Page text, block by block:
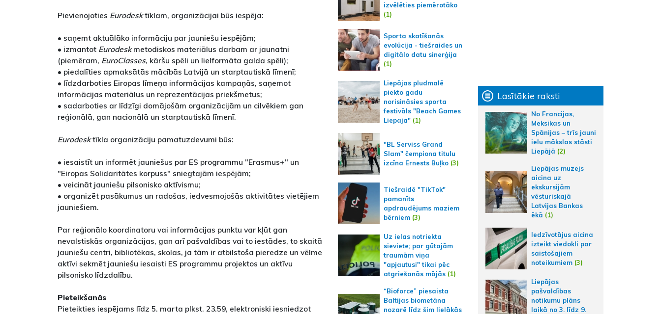
Pievienojoties Eurodesktīklam, organizācijai būs iespēja:
• saņemt aktuālāko informāciju par jauniešu iespējām;
• izmantot Eurodeskmetodiskos materiālus darbam ar jaunatni
(piemēram, EuroClasses, kāršu spēli un lielformāta galda spēli);
• piedalīties apmaksātās mācībās Latvijā un starptautiskā līmenī;
• līdzdarboties Eiropas līmeņa informācijas kampaņās, saņemot
informācijas materiālus un reprezentācijas priekšmetus;
• sadarboties ar līdzīgi domājošām organizācijām un cilvēkiem gan
reģionālā, gan nacionālā un starptautiskā līmenī.
Eurodesktīkla organizāciju pamatuzdevumi būs:
• iesaistīt un informēt jauniešus par ES programmu "Erasmus+" un
"Eiropas Solidaritātes korpuss" sniegtajām iespējām;
• veicināt jauniešu pilsonisko aktīvismu;
• organizēt pasākumus un radošas, iedvesmojošās aktivitātes vietējiem
jauniešiem.
Par reģionālo koordinatoru vai informācijas punktu var kļūt gan
nevalstiskās organizācijas, gan arī pašvaldības vai to iestādes, to skaitā
jauniešu centri, bibliotēkas, skolas, ja tām ir atbilstoša pieredze un vēlme
aktīvi sekmēt jauniešu iesaisti ES programmu projektos un aktīvu
pilsonisko līdzdalību.
Pieteikšanās
Pieteikties iespējams līdz 5. marta plkst. 23.59, elektroniski iesniedzot
izvēlēties piemērotāko
(1)
Sporta skatīšanās
evolūcija - tiešraides un
digitālo datu sinerģija
(1)
Liepājas pludmalē
piekto gadu
norisināsies sporta
festivāls "Beach Games
Liepaja"(1)
"BL Serviss Grand
Slam" čempiona titulu
izcīna Ernests Buļko(3)
Tiešraidē "TikTok"
pamanīts
apdraudējums maziem
bērniem(3)
Uz ielas notriekta
sieviete; par gūtajām
traumām viņa
"apjautusi" tikai pēc
atgriešanās mājās(1)
“Bioforce” piesaista
Baltijas biometāna
nozarē līdz šim lielākās
Lasītākie raksti
No Francijas,
Meksikas un
Spānijas – trīs jauni
ielu mākslas stāsti
Liepājā (2)
Liepājas muzejs
aicina uz
ekskursijām
vēsturiskajā
Latvijas Bankas
ēkā (1)
Iedzīvotājus aicina
izteikt viedokli par
saistošajiem
noteikumiem (3)
Liepājas
pašvaldības
notikumu plāns
laikā no 3. līdz 9.